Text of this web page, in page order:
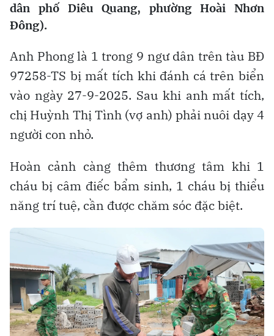
dân phố Diêu Quang, phường Hoài Nhơn
Đông).
Anh Phong là 1 trong 9 ngư dân trên tàu BĐ
97258-TS bị mất tích khi đánh cá trên biển
vào ngày 27-9-2025. Sau khi anh mất tích,
chị Huỳnh Thị Tình (vợ anh) phải nuôi dạy 4
người con nhỏ.
Hoàn cảnh càng thêm thương tâm khi 1
cháu bị câm điếc bẩm sinh, 1 cháu bị thiểu
năng trí tuệ, cần được chăm sóc đặc biệt.